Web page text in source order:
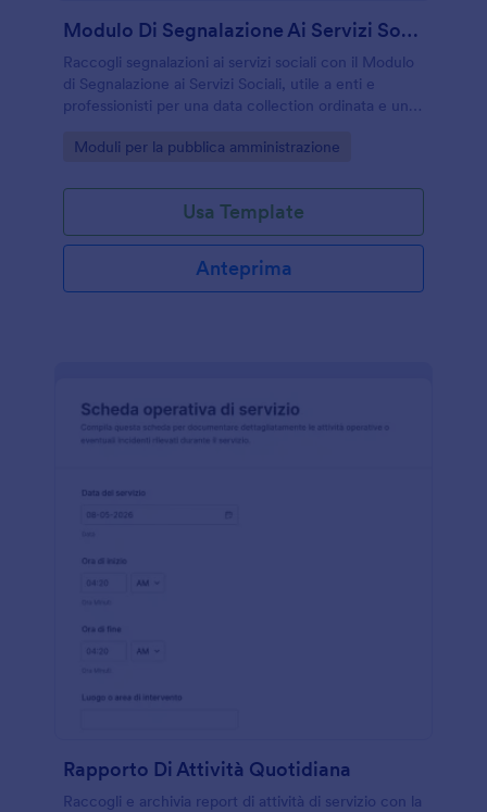
Modulo Di Segnalazione Ai Servizi Sociali
Raccogli segnalazioni ai servizi sociali con il Modulo
di Segnalazione ai Servizi Sociali, utile a enti e
professionisti per una data collection ordinata e una
Go to Category:
Moduli per la pubblica amministrazione
Usa Template
Anteprima
Rapporto Di Attività Quotidiana
Raccogli e archivia report di attività di servizio con la